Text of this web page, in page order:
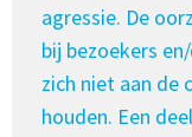
agressie. De
bij bezoekers
zich niet aan de
houden. Een